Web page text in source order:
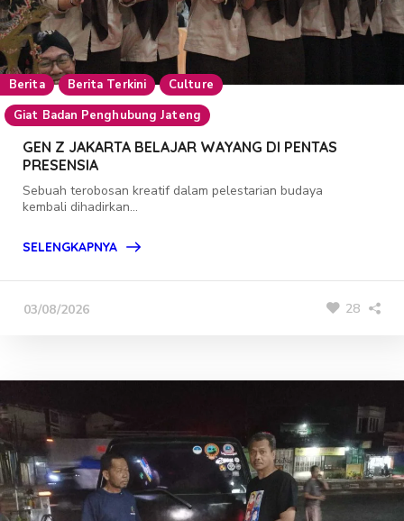
Berita Berita Terkini
Culture
Giat Badan Penghubung Jateng
GEN Z JAKARTA BELAJAR WAYANG DI PENTAS
PRESENSIA
Sebuah terobosan kreatif dalam pelestarian budaya
kembali dihadirkan...
SELENGKAPNYA
03/08/2026 28